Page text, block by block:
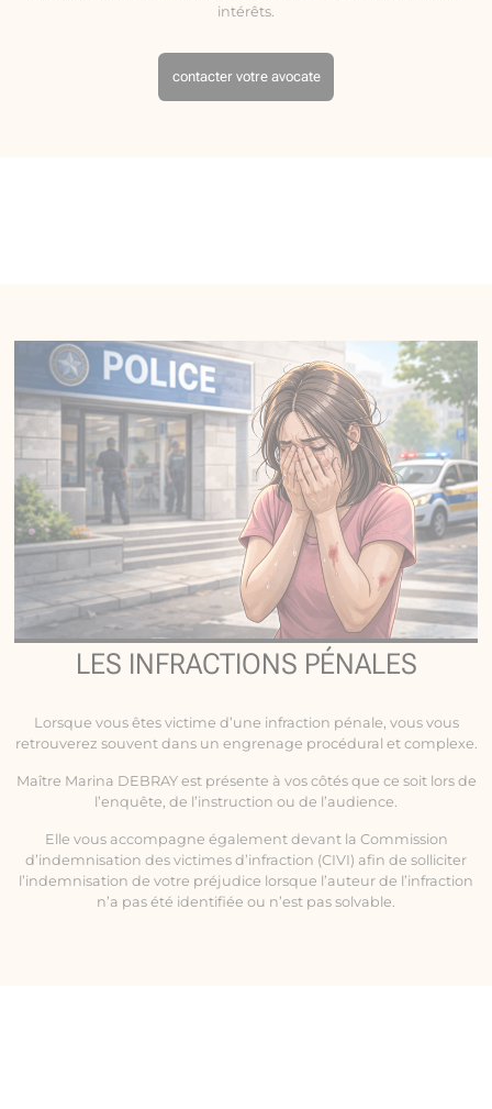
intérêts.
contacter votre avocate
LES INFRACTIONS PÉNALES
Lorsque vous êtes victime d’une infraction pénale, vous vous
retrouverez souvent dans un engrenage procédural et complexe.
Maître Marina DEBRAY est présente à vos côtés que ce soit lors de
l’enquête, de l’instruction ou de l’audience.
Elle vous accompagne également devant la Commission
d’indemnisation des victimes d’infraction (CIVI) afin de solliciter
l’indemnisation de votre préjudice lorsque l’auteur de l’infraction
n’a pas été identifiée ou n’est pas solvable.